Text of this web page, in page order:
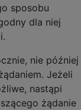
sposobu
dla niej
nie później
Jeżeli
nastąpi
żądanie